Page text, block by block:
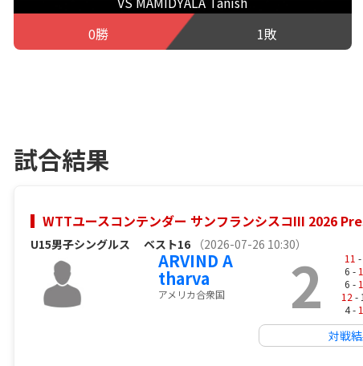
0勝
1敗
試合結果
WTTユースコンテンダー サンフランシスコIII 2026
U15男子シングルス ベスト16 （2026-07-26 10:30）
ARVIND A
tharva
アメリカ合衆国 2 11
6 -
6 -
12 -
4 -
対戦